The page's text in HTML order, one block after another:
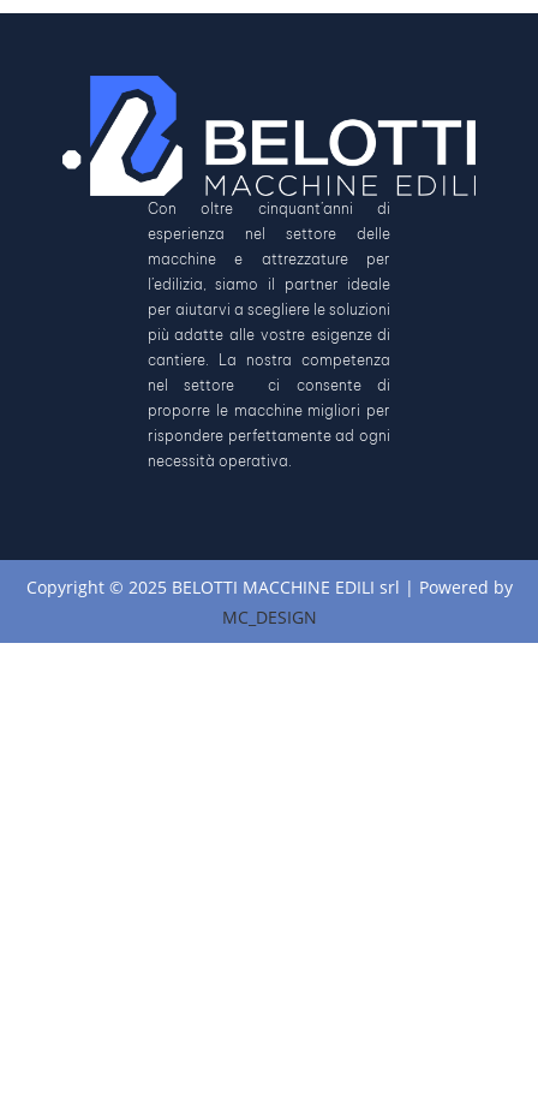
Con oltre cinquant’anni di
esperienza nel settore delle
macchine e attrezzature per
l’edilizia, siamo il partner ideale
per aiutarvi a scegliere le soluzioni
più adatte alle vostre esigenze di
cantiere. La nostra competenza
nel settore ci consente di
proporre le macchine migliori per
rispondere perfettamente ad ogni
necessità operativa.
Copyright © 2025 BELOTTI MACCHINE EDILI srl | Powered by
MC_DESIGN